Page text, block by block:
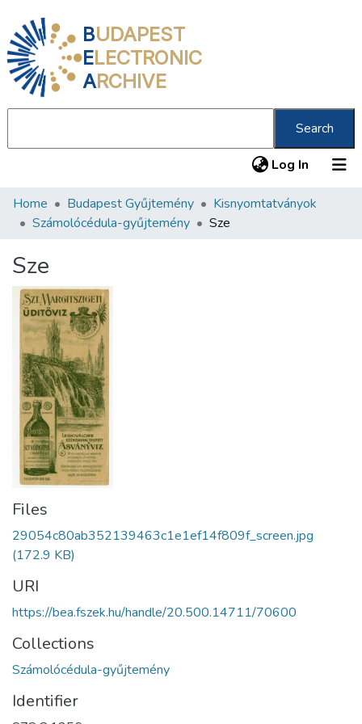
BUDAPEST
ELECTRONIC
ARCHIVE
Search
Log In (current)
Communities & Collections
Statistics
About us
Home Budapest Gyűjtemény
Kisnyomtatványok
Számolócédula-gyűjtemény
Sze
Sze
Files
29054c80ab352139463c1e1ef14f809f_screen.jpg
(172.9 KB)
URI
https://bea.fszek.hu/handle/20.500.14711/70600
Collections
Számolócédula-gyűjtemény
Identifier